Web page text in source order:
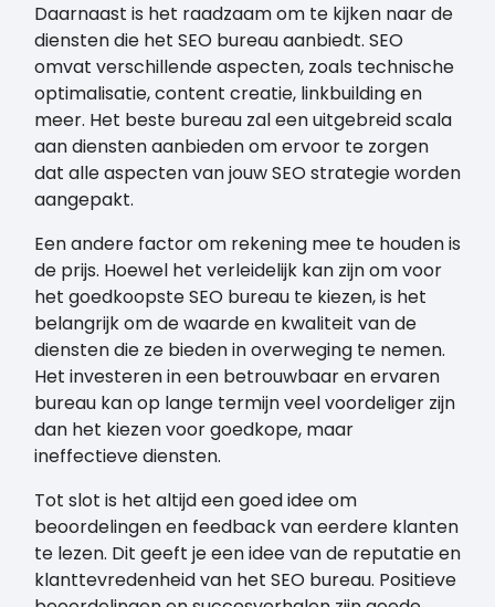
Daarnaast is het raadzaam om te kijken naar de
diensten die het SEO bureau aanbiedt. SEO
omvat verschillende aspecten, zoals technische
optimalisatie, content creatie, linkbuilding en
meer. Het beste bureau zal een uitgebreid scala
aan diensten aanbieden om ervoor te zorgen
dat alle aspecten van jouw SEO strategie worden
aangepakt.
Een andere factor om rekening mee te houden is
de prijs. Hoewel het verleidelijk kan zijn om voor
het goedkoopste SEO bureau te kiezen, is het
belangrijk om de waarde en kwaliteit van de
diensten die ze bieden in overweging te nemen.
Het investeren in een betrouwbaar en ervaren
bureau kan op lange termijn veel voordeliger zijn
dan het kiezen voor goedkope, maar
ineffectieve diensten.
Tot slot is het altijd een goed idee om
beoordelingen en feedback van eerdere klanten
te lezen. Dit geeft je een idee van de reputatie en
klanttevredenheid van het SEO bureau. Positieve